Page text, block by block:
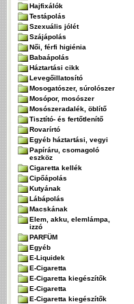
Hajfixálók
Testápolás
Szexuális jólét
Szájápolás
Női, férfi higiénia
Babaápolás
Háztartási cikk
Levegőillatosító
Mosogatószer, súrolószer
Mosópor, mosószer
Mosószeradalék, öblítő
Tisztító- és fertőtlenítő
Rovarírtó
Egyéb háztartási, vegyi
Papíráru, csomagoló
eszköz
Cigaretta kellék
Cipőápolás
Kutyának
Lábápolás
Macskának
Elem, akku, elemlámpa,
izzó
PARFÜM
Egyéb
E-Liquidek
E-Cigaretta
E-Cigaretta kiegészítők
E-Cigaretta
E-Cigaretta kiegészítők